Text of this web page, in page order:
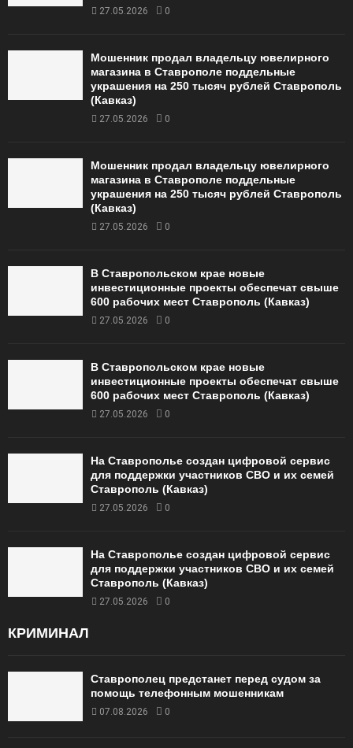
27.05.2026 0
Мошенник продал владельцу ювелирного
магазина в Ставрополе поддельные
украшения на 250 тысяч рублей Ставрополь
(Кавказ)
27.05.2026 0
Мошенник продал владельцу ювелирного
магазина в Ставрополе поддельные
украшения на 250 тысяч рублей Ставрополь
(Кавказ)
27.05.2026 0
В Ставропольском крае новые
инвестиционные проекты обеспечат свыше
600 рабочих мест Ставрополь (Кавказ)
27.05.2026 0
В Ставропольском крае новые
инвестиционные проекты обеспечат свыше
600 рабочих мест Ставрополь (Кавказ)
27.05.2026 0
На Ставрополье создан цифровой сервис
для поддержки участников СВО и их семей
Ставрополь (Кавказ)
27.05.2026 0
На Ставрополье создан цифровой сервис
для поддержки участников СВО и их семей
Ставрополь (Кавказ)
27.05.2026 0
КРИМИНАЛ
Ставрополец предстанет перед судом за
помощь телефонным мошенникам
07.08.2026 0